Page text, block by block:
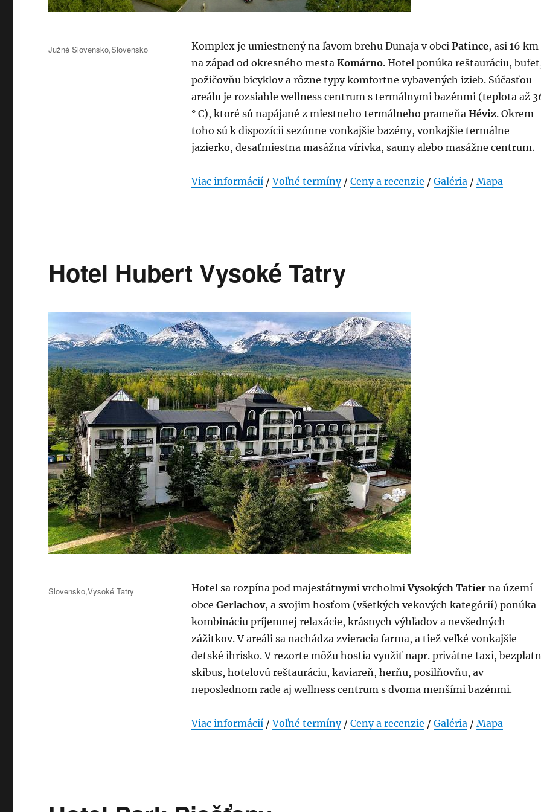
Komplex je umiestnený na ľavom brehu Dunaja v obci Patince, asi 16 km
na západ od okresného mesta Komárno. Hotel ponúka reštauráciu,
požičovňu bicyklov a rôzne typy komfortne vybavených izieb. Súčasťou
areálu je rozsiahle wellness centrum s termálnymi bazénmi (teplota až
° C), ktoré sú napájané z miestneho termálneho prameňa Héviz. Okrem
toho sú k dispozícii sezónne vonkajšie bazény, vonkajšie termálne
jazierko, desaťmiestna masážna vírivka, sauny alebo masážne centrum.
Viac informácií/Voľné termíny/ Ceny a recenzie / Galéria/ Mapa
Publikované
Kategórie
Južné Slovensko,Slovensko
Hotel Hubert Vysoké Tatry
Hotel sa rozpína ​​pod majestátnymi vrcholmiVysokých Tatierna území
obce Gerlachov, a svojim hosťom (všetkých vekových kategórií) ponúka
kombináciu príjemnej relaxácie, krásnych výhľadov a nevšedných
zážitkov. V areáli sa nachádza zvieracia farma, a tiež veľké vonkajšie
detské ihrisko. V rezorte môžu hostia využiť napr. privátne taxi,
skibus, hotelovú reštauráciu, kaviareň, herňu, posilňovňu, av
neposlednom rade aj wellness centrum s dvoma menšími bazénmi.
Viac informácií/Voľné termíny/ Ceny a recenzie / Galéria/ Mapa
Publikované
Kategórie
Slovensko,Vysoké Tatry